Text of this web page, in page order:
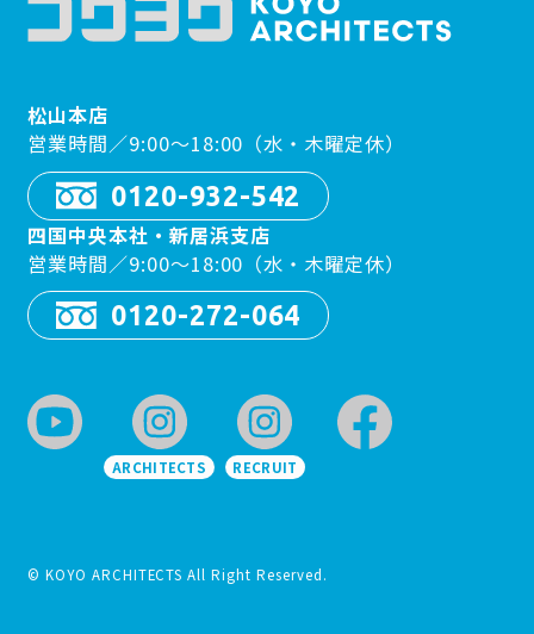
松山本店
営業時間／9:00〜18:00（水・木曜定休）
0120-932-542
四国中央本社・新居浜支店
営業時間／9:00〜18:00（水・木曜定休）
0120-272-064
ARCHITECTS RECRUIT
© KOYO ARCHITECTS All Right Reserved.